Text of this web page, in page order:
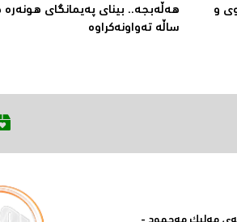
و
ساڵە تەواونەکراوە